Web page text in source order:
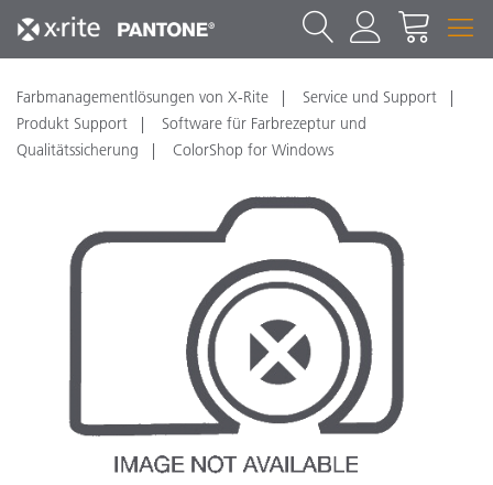
Farbmanagementlösungen von X-Rite
Service und Support
Produkt Support
Software für Farbrezeptur und
Qualitätssicherung
ColorShop for Windows